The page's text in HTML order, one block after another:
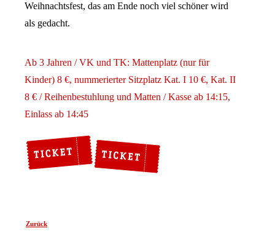
Weihnachtsfest, das am Ende noch viel schöner wird
als gedacht.
Ab 3 Jahren / VK und TK: Mattenplatz (nur für
Kinder) 8 €, nummerierter Sitzplatz Kat. I 10 €, Kat. II
8 € / Reihenbestuhlung und Matten / Kasse ab 14:15,
Einlass ab 14:45
Zurück